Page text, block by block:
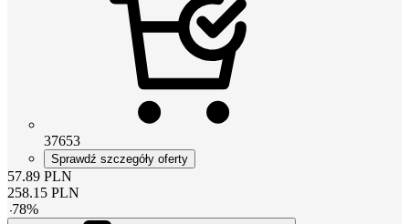
37653
Sprawdź szczegóły oferty
57.89 PLN
258.15 PLN
-78%